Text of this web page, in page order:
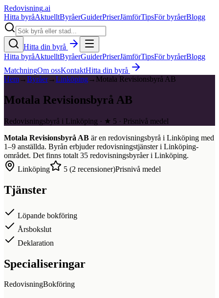
Redovisning.ai
Hitta byråAktuelltByråerGuiderPriserJämförTipsFör byråerBlogg
Hitta din byrå
Hitta byråAktuelltByråerGuiderPriserJämförTipsFör byråerBlogg
MatchningOm ossKontaktHitta din byrå
Hem→Byråer→Linköping→ Motala Revisionsbyrå AB
Motala Revisionsbyrå AB
Redovisningsbyrå i Linköping · ★ 5 · Prisnivå medel
Motala Revisionsbyrå AB är en redovisningsbyrå i Linköping med
1–9 anställda. Byrån erbjuder redovisningstjänster i Linköping-
området. Det finns totalt 35 redovisningsbyråer i Linköping.
Linköping
5 (2 recensioner)Prisnivå medel
Tjänster
Löpande bokföring
Årsbokslut
Deklaration
Specialiseringar
RedovisningBokföring